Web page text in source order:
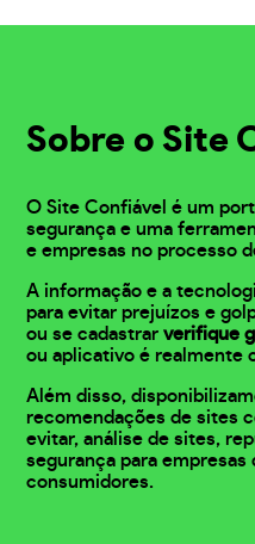
Sobre o Site
O Site Confiável é um
segurança e uma
e empresas no processo
A informação e a
para evitar prejuízos e
ou se cadastrarverifique
ou aplicativo é realmente
Além disso,
recomendações de sites
evitar, análise de sites,
segurança para
consumidores.